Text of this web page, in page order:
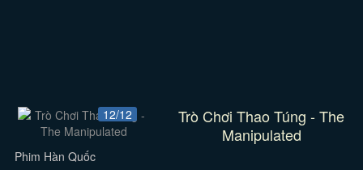
12/12
Trò Chơi Thao Túng - The
Manipulated
Phim Hàn Quốc